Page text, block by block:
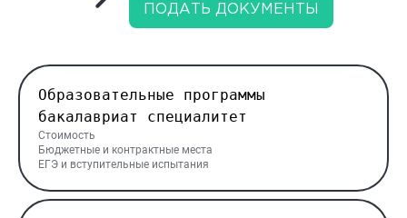
ПОДАТЬ ДОКУМЕНТЫ
Образовательные программы
бакалавриат специалитет
Стоимость
Бюджетные и контрактные места
ЕГЭ и вступительные испытания